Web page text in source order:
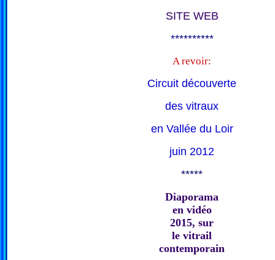
SITE WEB
**********
A revoir:
Circuit découverte
des vitraux
en Vallée du Loir
juin 2012
*****
Diaporama
en vidéo
2015, sur
le vitrail
contemporain